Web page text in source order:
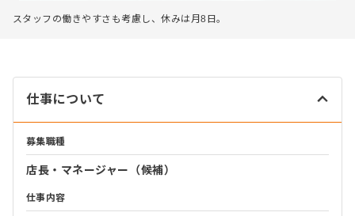
スタッフの働きやすさも考慮し、休みは月8日。
仕事について
募集職種
店長・マネージャー（候補）
仕事内容